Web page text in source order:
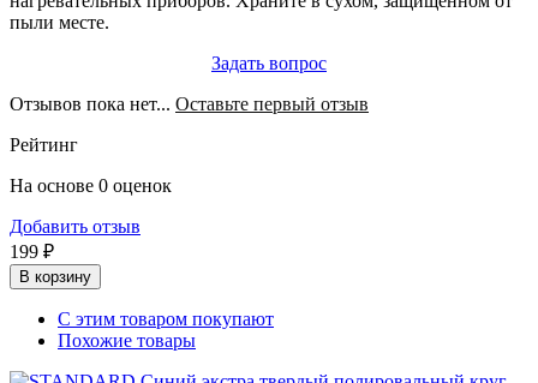
пыли месте.
Задать вопрос
Отзывов пока нет... Оставьте первый отзыв
Рейтинг
На основе 0 оценок
Добавить отзыв
199 ₽
В корзину
С этим товаром покупают
Похожие товары